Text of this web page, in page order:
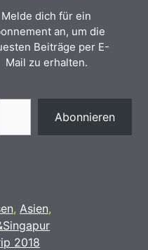
Melde dich für ein
an, um die
Beiträge per E-
Mail zu erhalten.
E-Mail-Adresse ein ...
Abonnieren
, Asien,
2018